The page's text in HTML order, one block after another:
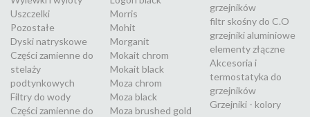
Uszczelki
Pozostałe
Dyski natryskowe
Części zamienne do
stelaży
podtynkowych
Filtry do wody
Części zamienne do
Morris
Mohit
Morganit
Mokait chrom
Mokait black
Moza chrom
Moza black
Moza brushed gold
grzejników
filtr skośny do C.O
grzejniki aluminiowe
elementy złączne
Akcesoria i
termostatyka do
grzejników
Grzejniki - kolory